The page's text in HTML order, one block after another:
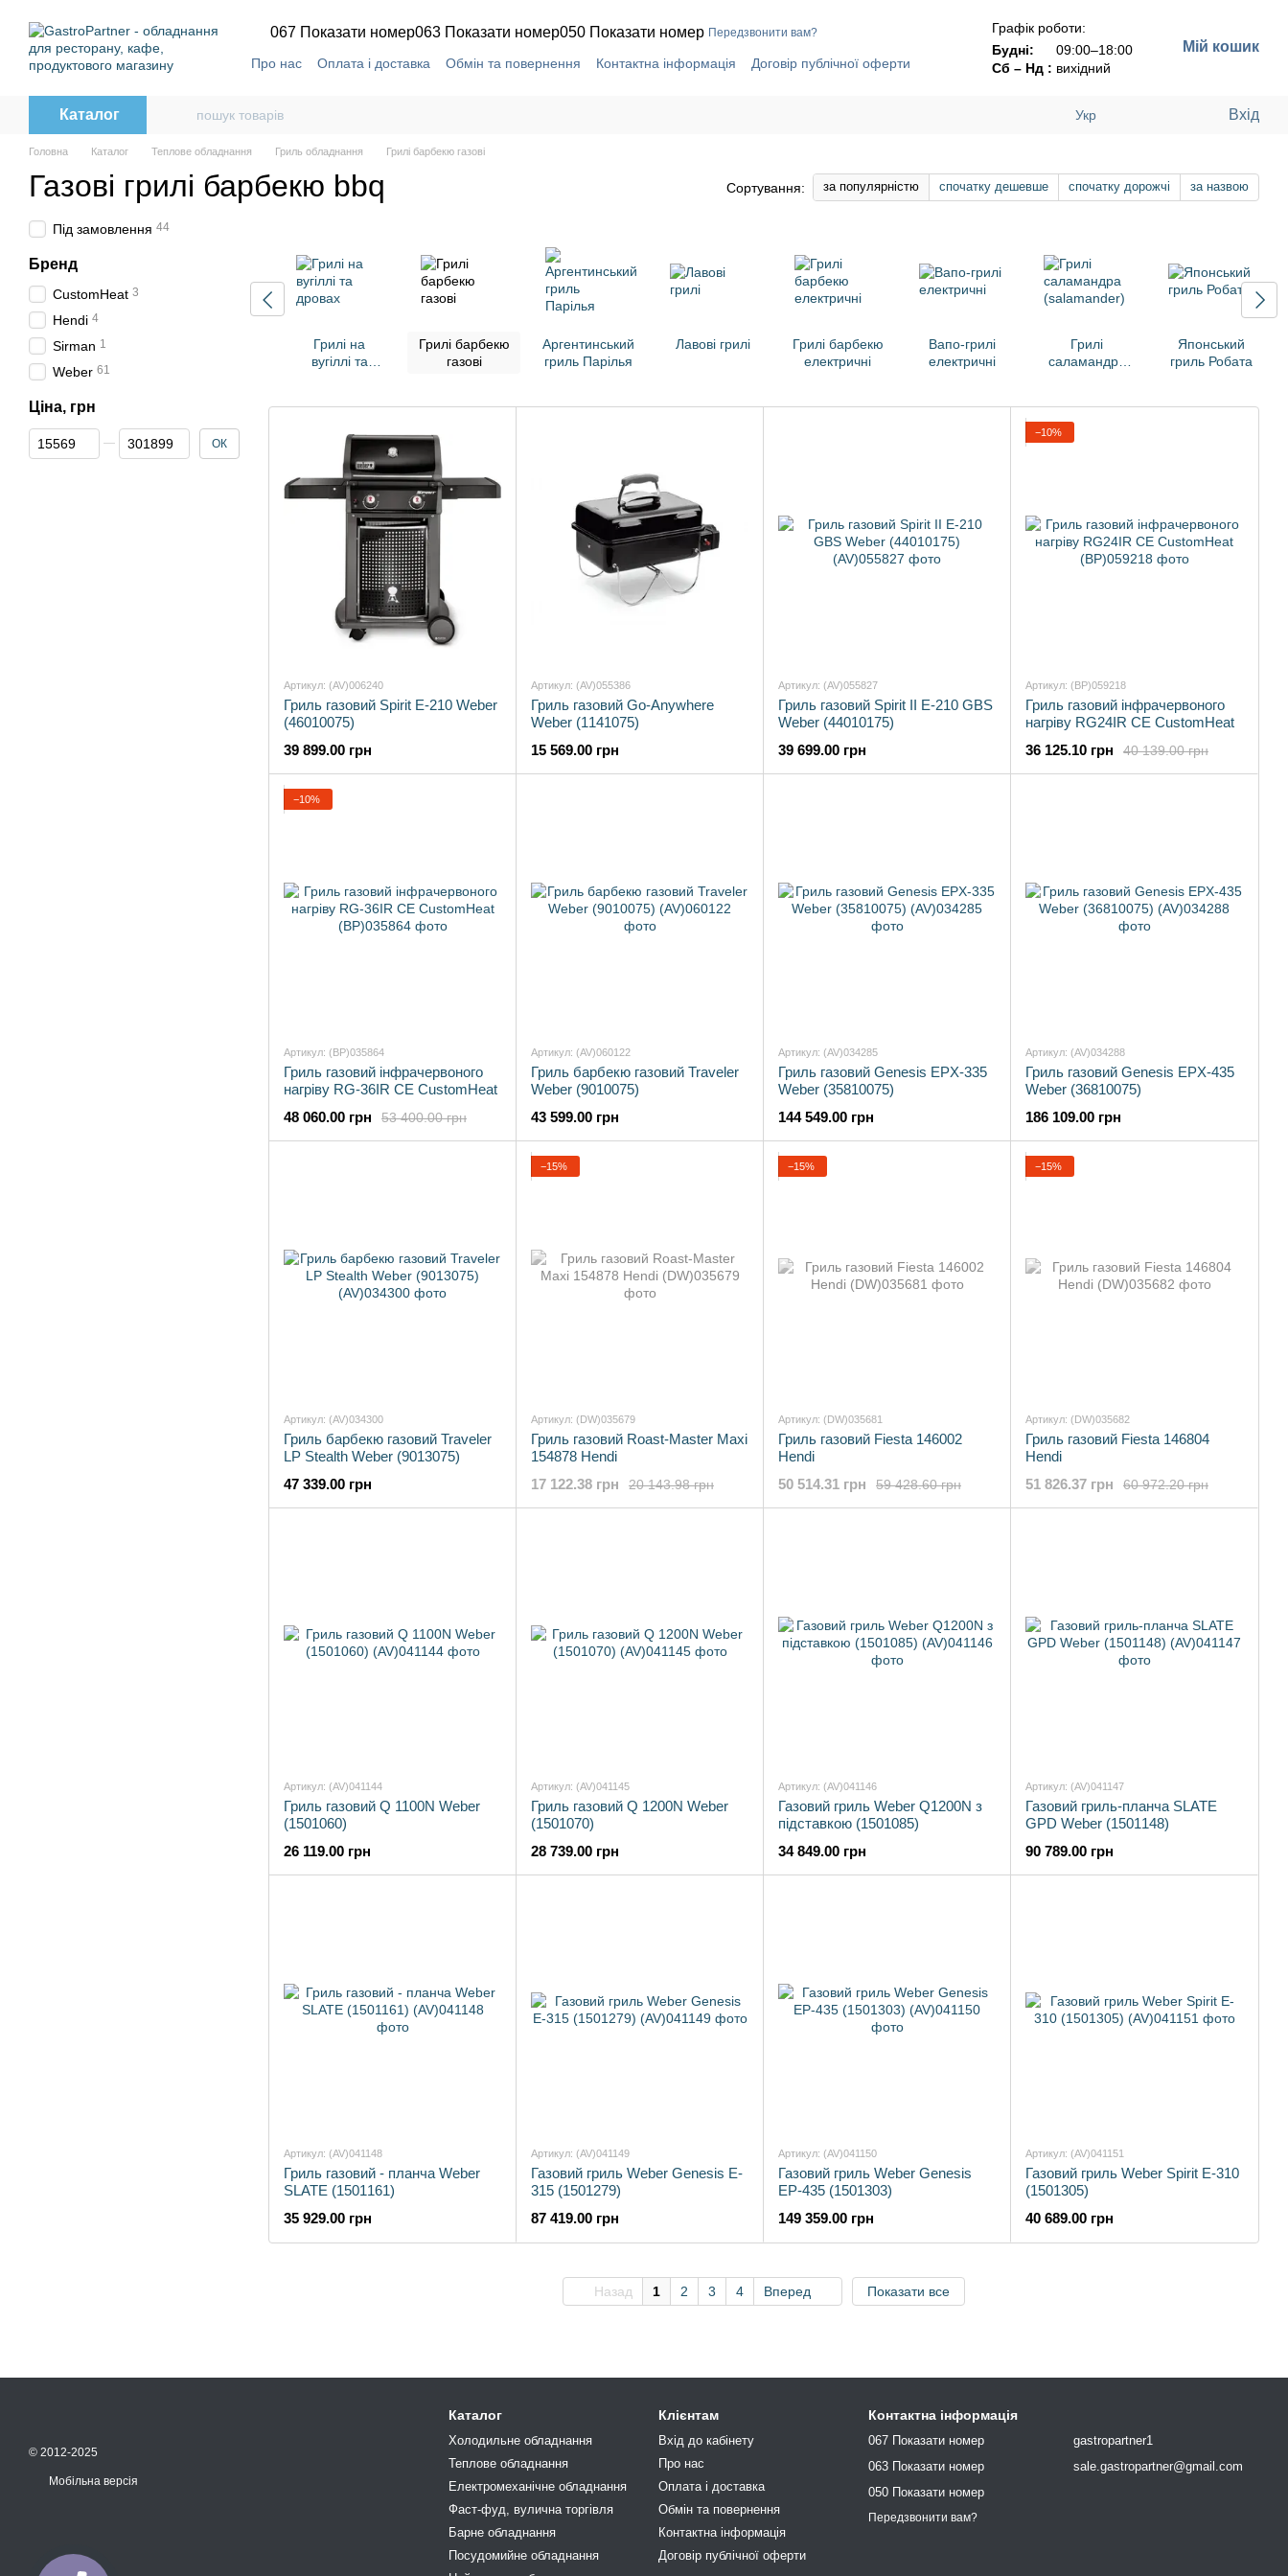
067 Показати номер063 Показати номер050 Показати номер Передзвонити вам?
Про нас Оплата і доставка Обмін та повернення Контактна інформація Договір публічної оферти
Графік роботи:
Будні:
09:00–18:00
Сб – Нд : вихідний
Мій кошик
Каталог Укр Вхід
Головна Каталог Теплове обладнання Гриль обладнання Грилі барбекю газові
Газові грилі барбекю bbq Сортування: за популярністю спочатку дешевше спочатку дорожчі за назвою
Грилі на
вугіллі та
Грилі барбекю
газові
Аргентинський
гриль Парілья
Лавові грилі
Грилі барбекю
електричні
Вапо-грилі
електричні
Грилі
саламандра
Японський
гриль Робата
Артикул: (AV)006240
Гриль газовий Spirit E-210 Weber
(46010075)
39 899.00 грн
Артикул: (AV)055386
Гриль газовий Go-Anywhere
Weber (1141075)
15 569.00 грн
Артикул: (AV)055827
Гриль газовий Spirit II E-210 GBS
Weber (44010175)
39 699.00 грн
−10%
Артикул: (BP)059218
Гриль газовий інфрачервоного
нагріву RG24IR CE CustomHeat
40 139.00 грн
36 125.10 грн
−10%
Артикул: (BP)035864
Гриль газовий інфрачервоного
нагріву RG-36IR CE CustomHeat
53 400.00 грн
48 060.00 грн
Артикул: (AV)060122
Гриль барбекю газовий Traveler
Weber (9010075)
43 599.00 грн
Артикул: (AV)034285
Гриль газовий Genesis EPX-335
Weber (35810075)
144 549.00 грн
Артикул: (AV)034288
Гриль газовий Genesis EPX-435
Weber (36810075)
186 109.00 грн
Артикул: (AV)034300
Гриль барбекю газовий Traveler
LP Stealth Weber (9013075)
47 339.00 грн
−15%
Артикул: (DW)035679
Гриль газовий Roast-Master Maxi
154878 Hendi
20 143.98 грн
17 122.38 грн
−15%
Артикул: (DW)035681
Гриль газовий Fiesta 146002
Hendi
59 428.60 грн
50 514.31 грн
−15%
Артикул: (DW)035682
Гриль газовий Fiesta 146804
Hendi
60 972.20 грн
51 826.37 грн
Артикул: (AV)041144
Гриль газовий Q 1100N Weber
(1501060)
26 119.00 грн
Артикул: (AV)041145
Гриль газовий Q 1200N Weber
(1501070)
28 739.00 грн
Артикул: (AV)041146
Газовий гриль Weber Q1200N з
підставкою (1501085)
34 849.00 грн
Артикул: (AV)041147
Газовий гриль-планча SLATE
GPD Weber (1501148)
90 789.00 грн
Артикул: (AV)041148
Гриль газовий - планча Weber
SLATE (1501161)
35 929.00 грн
Артикул: (AV)041149
Газовий гриль Weber Genesis E-
315 (1501279)
87 419.00 грн
Артикул: (AV)041150
Газовий гриль Weber Genesis
EP-435 (1501303)
149 359.00 грн
Артикул: (AV)041151
Газовий гриль Weber Spirit E-310
(1501305)
40 689.00 грн
Назад 1 2 3 4 Вперед Показати все
Під замовлення 44
Бренд
CustomHeat 3
Hendi 4
Sirman 1
Weber 61
Ціна, грн
Від Ціна, грн
До Ціна, грн ОК
© 2012-2025
Мобільна версія
Каталог
Холодильне обладнання
Теплове обладнання
Електромеханічне обладнання
Фаст-фуд, вулична торгівля
Барне обладнання
Посудомийне обладнання
Клієнтам
Вхід до кабінету
Про нас
Оплата і доставка
Обмін та повернення
Контактна інформація
Договір публічної оферти
Контактна інформація
067 Показати номер
063 Показати номер
050 Показати номер
Передзвонити вам?
gastropartner1
sale.gastropartner@gmail.com